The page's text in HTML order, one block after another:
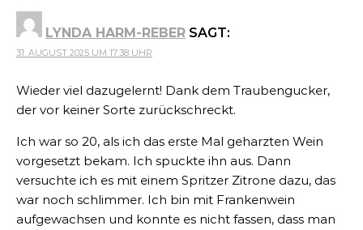
LYNDA HARM-REBER SAGT:
31. AUGUST 2025 UM 17:38 UHR
Wieder viel dazugelernt! Dank dem Traubengucker,
der vor keiner Sorte zurückschreckt.
Ich war so 20, als ich das erste Mal geharzten Wein
vorgesetzt bekam. Ich spuckte ihn aus. Dann
versuchte ich es mit einem Spritzer Zitrone dazu, das
war noch schlimmer. Ich bin mit Frankenwein
aufgewachsen und konnte es nicht fassen, dass man